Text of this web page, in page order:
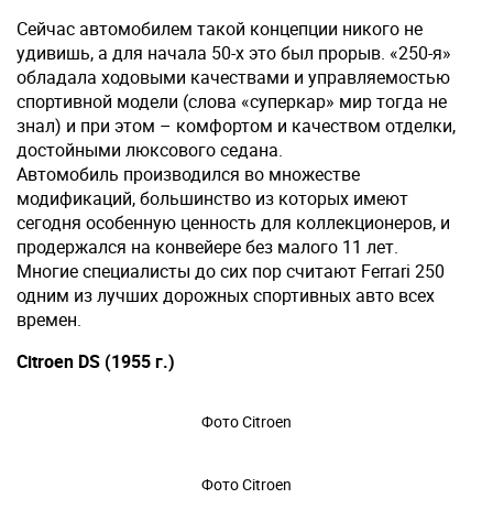
Сейчас автомобилем такой концепции никого не
удивишь, а для начала 50-х это был прорыв. «250-я»
обладала ходовыми качествами и управляемостью
спортивной модели (слова «суперкар» мир тогда не
знал) и при этом – комфортом и качеством отделки,
достойными люксового седана.
Автомобиль производился во множестве
модификаций, большинство из которых имеют
сегодня особенную ценность для коллекционеров, и
продержался на конвейере без малого 11 лет.
Многие специалисты до сих пор считают Ferrari 250
одним из лучших дорожных спортивных авто всех
времен.
Citroen DS (1955 г.)
Фото Citroen
Фото Citroen